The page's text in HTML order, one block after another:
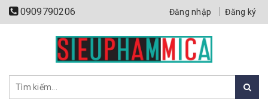
0909790206 Đăng nhập Đăng ký